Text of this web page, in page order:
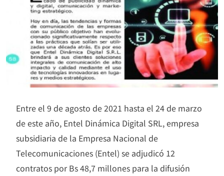
Entre el 9 de agosto de 2021 hasta el 24 de marzo
de este año, Entel Dinámica Digital SRL, empresa
subsidiaria de la Empresa Nacional de
Telecomunicaciones (Entel) se adjudicó 12
contratos por Bs 48,7 millones para la difusión